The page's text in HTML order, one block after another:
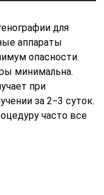
для
аппараты
опасности.
минимальна.
при
за 2−3 суток.
часто все